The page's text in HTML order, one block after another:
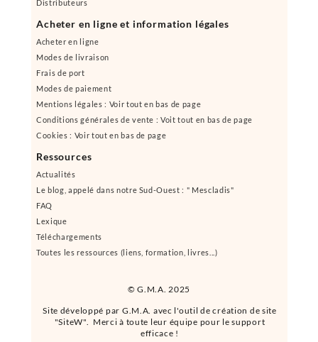
© G.M.A. 2025
Site développé par G.M.A. avec l'outil de création de site
"SiteW". Merci à toute leur équipe pour le support
efficace !
Distributeurs
Acheter en ligne et information légales
Acheter en ligne
Modes de livraison
Frais de port
Modes de paiement
Mentions légales : Voir tout en bas de page
Conditions générales de vente : Voit tout en bas de page
Cookies : Voir tout en bas de page
Ressources
Actualités
Le blog, appelé dans notre Sud-Ouest : " Mescladis"
FAQ
Lexique
Téléchargements
Toutes les ressources (liens, formation, livres...)